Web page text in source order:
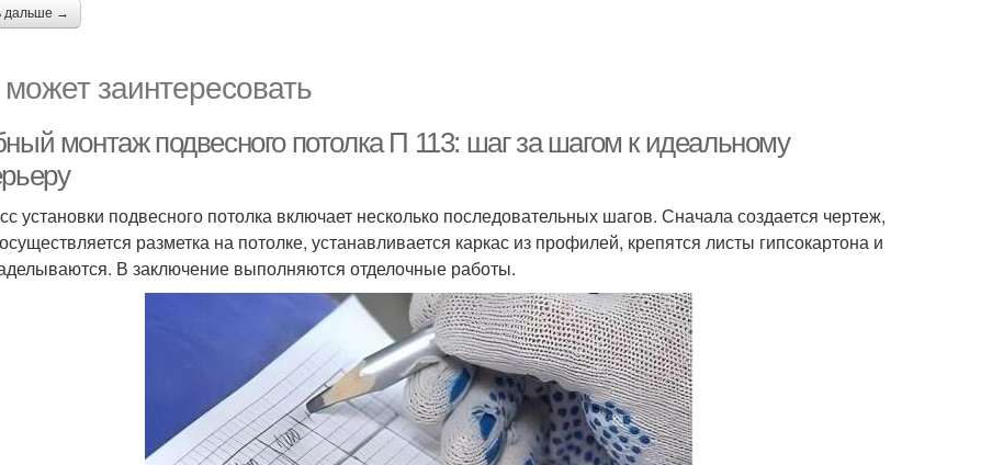
дальше →
заинтересовать
монтаж подвесного потолка П 113: шаг за шагом к идеальному
установки подвесного потолка включает несколько последовательных шагов. Сначала создается чертеж,
разметка на потолке, устанавливается каркас из профилей, крепятся листы гипсокартона и
В заключение выполняются отделочные работы.